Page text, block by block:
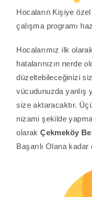
Hocaların Kişiye
çalışma programı
Hocalarımız ilk
hatalarınızın nerde
düzeltebileceğinizi
vücudunuzda yanlış
size aktaracaktır.
nizami şekilde
olarakÇekmeköy
Başarılı Olana